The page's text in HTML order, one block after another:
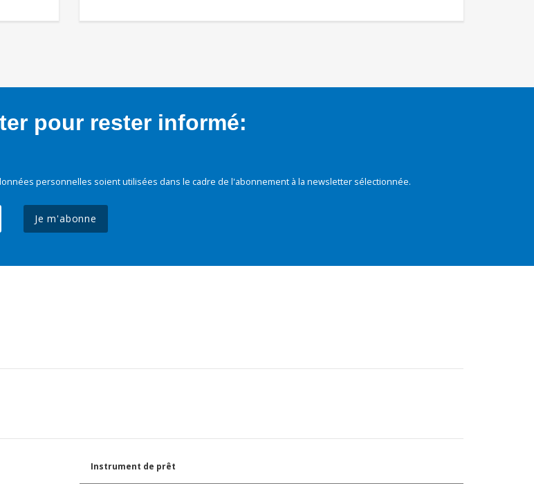
pour rester informé:
personnelles soient utilisées dans le cadre de l'abonnement à la newsletter sélectionnée.
Je m'abonne
Instrument de prêt